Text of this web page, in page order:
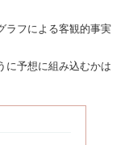
ラフによる客観的事実
に予想に組み込むかは